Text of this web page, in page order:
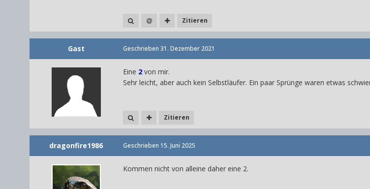
Zitieren
Gast Geschrieben 31. Dezember 2021
Eine 2von mir.
Sehr leicht, aber auch kein Selbstläufer. Ein paar Sprünge waren etwas
Zitieren
dragonfire1986 Geschrieben 15. Juni 2025
Kommen nicht von alleine daher eine 2.